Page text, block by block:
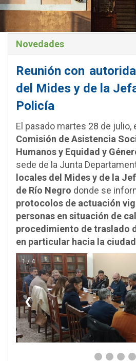
Novedades
Reunión con
del Mides y de la
Policía
El pasado martes 28 de julio,
Comisión de Asistencia
Humanos y Equidad y
sede de la Junta
locales del Mides y de la
de Río Negro donde se
protocolos de actuación
personas en situación de
procedimiento de traslado
en particular hacia la
1 / 4
❮